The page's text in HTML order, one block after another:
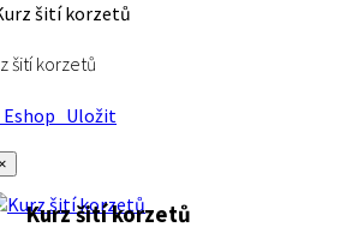
šití korzetů
Uložit
Kurz šití korzetů